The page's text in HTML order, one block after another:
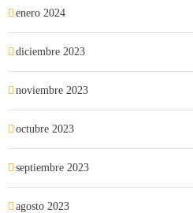
enero 2024
diciembre 2023
noviembre 2023
octubre 2023
septiembre 2023
agosto 2023